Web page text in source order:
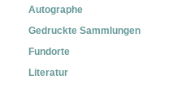
Autographe
Gedruckte Sammlungen
Fundorte
Literatur